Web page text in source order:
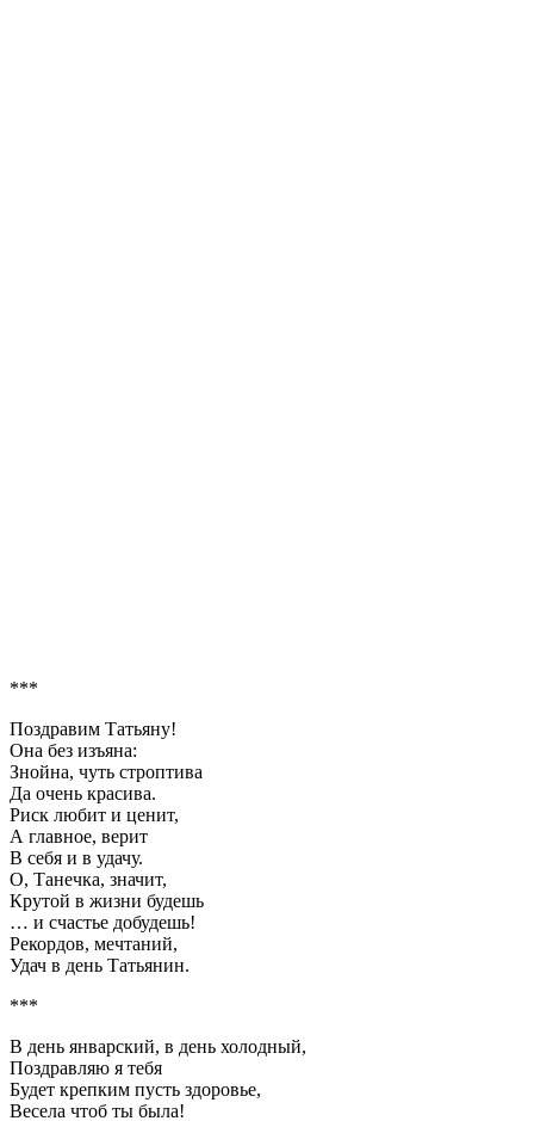
***
Поздравим Татьяну!
Она без изъяна:
Знойна, чуть строптива
Да очень красива.
Риск любит и ценит,
А главное, верит
В себя и в удачу.
О, Танечка, значит,
Крутой в жизни будешь
… и счастье добудешь!
Рекордов, мечтаний,
Удач в день Татьянин.
***
В день январский, в день холодный,
Поздравляю я тебя
Будет крепким пусть здоровье,
Весела чтоб ты была!